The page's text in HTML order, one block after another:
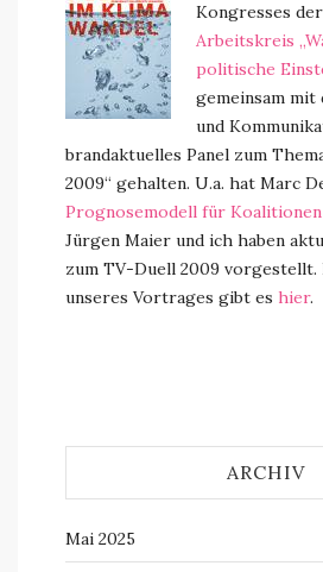
Kongresses der
Arbeitskreis
politische
gemeinsam mit
und
brandaktuelles Panel zum
2009“ gehalten. U.a. hat Marc
Prognosemodell für Koalitionen
Jürgen Maier und ich haben
zum TV-Duell 2009 vorgestellt.
unseres Vortrages gibt es hier.
ARCHIV
Mai 2025